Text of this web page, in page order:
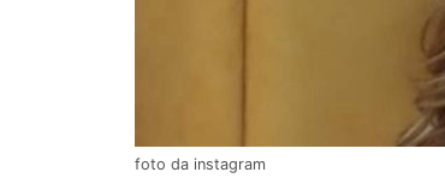
foto da instagram